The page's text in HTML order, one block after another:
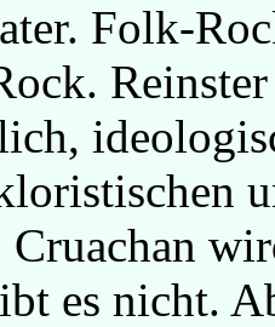
Folk-
es nicht.